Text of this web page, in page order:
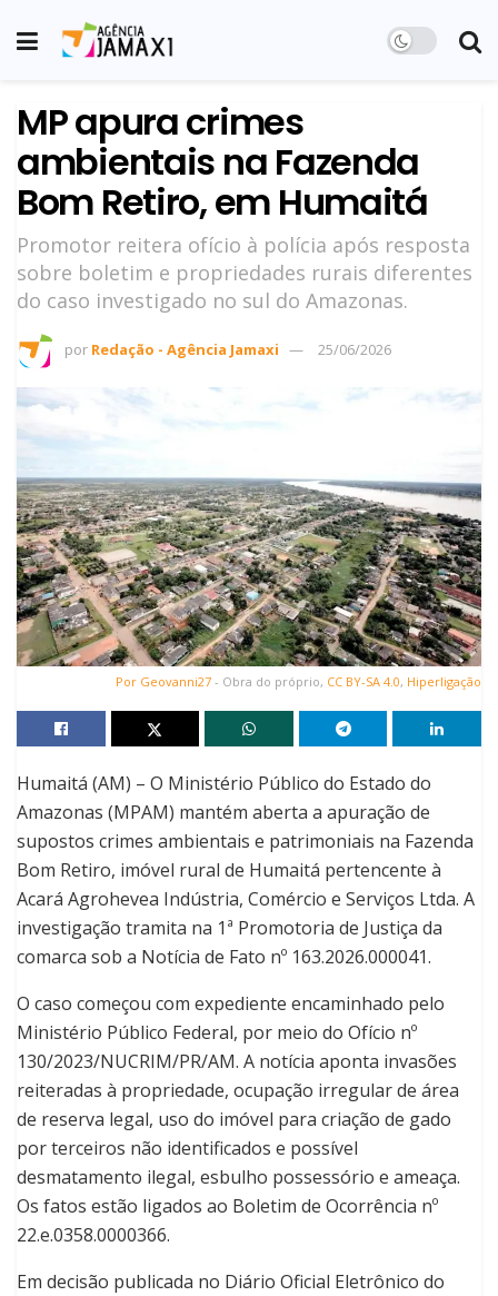
MP apura crimes
ambientais na Fazenda
Bom Retiro, em Humaitá
Promotor reitera ofício à polícia após resposta
sobre boletim e propriedades rurais diferentes
do caso investigado no sul do Amazonas.
por Redação - Agência Jamaxi 25/06/2026
Por Geovanni27 - Obra do próprio, CC BY-SA 4.0, Hiperligação
Humaitá (AM) – O Ministério Público do Estado do
Amazonas (MPAM) mantém aberta a apuração de
supostos crimes ambientais e patrimoniais na Fazenda
Bom Retiro, imóvel rural de Humaitá pertencente à
Acará Agrohevea Indústria, Comércio e Serviços Ltda. A
investigação tramita na 1ª Promotoria de Justiça da
comarca sob a Notícia de Fato nº 163.2026.000041.
O caso começou com expediente encaminhado pelo
Ministério Público Federal, por meio do Ofício nº
130/2023/NUCRIM/PR/AM. A notícia aponta invasões
reiteradas à propriedade, ocupação irregular de área
de reserva legal, uso do imóvel para criação de gado
por terceiros não identificados e possível
desmatamento ilegal, esbulho possessório e ameaça.
Os fatos estão ligados ao Boletim de Ocorrência nº
22.e.0358.0000366.
Em decisão publicada no Diário Oficial Eletrônico do